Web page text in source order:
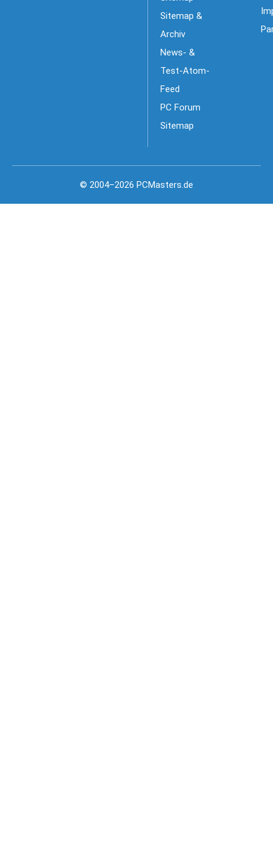
Sitemap &
Archiv
News- &
Test-Atom-
Feed
PC Forum
Sitemap
© 2004–2026 PCMasters.de